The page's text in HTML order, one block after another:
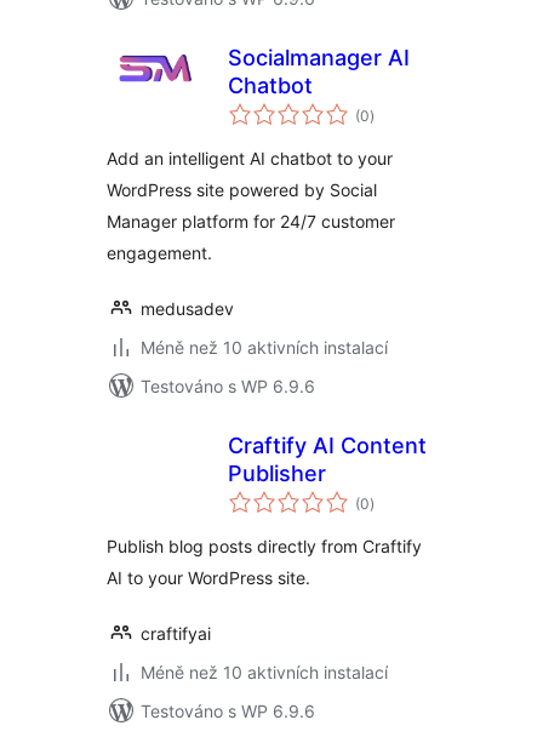
Socialmanager AI
Chatbot
(0celkové
hodnocení
)
Add an intelligent AI chatbot to your
WordPress site powered by Social
Manager platform for 24/7 customer
engagement.
medusadev
Méně než 10 aktivních instalací
Testováno s WP 6.9.6
Craftify AI Content
Publisher
(0celkové
hodnocení
)
Publish blog posts directly from Craftify
AI to your WordPress site.
craftifyai
Méně než 10 aktivních instalací
Testováno s WP 6.9.6